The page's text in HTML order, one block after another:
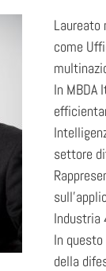
Laureato
come
In
settore
Industria
In
della